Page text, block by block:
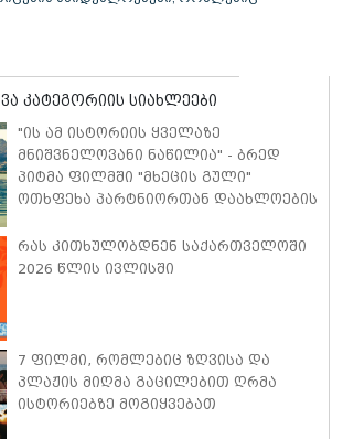
კატეგორიის სიახლეები
"ის ამ ისტორიის ყველაზე
მნიშვნელოვანი ნაწილია" - ბრედ
პიტმა ფილმში "მხეცის გული"
ოთხფეხა პარტნიორთან დაახლოების
ისაუბრა
რას კითხულობდნენ საქართველოში
2026 წლის ივლისში
7 ფილმი, რომლებიც ზღვისა და
პლაჟის მიღმა გაცილებით ღრმა
ისტორიებზე მოგიყვებათ